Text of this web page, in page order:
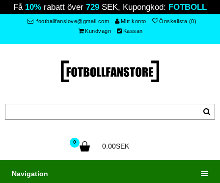
Få 10% rabatt över 729 SEK, Kupongkod: FOTBOLL
footballfanslove@gmail.com Mitt konto
Önskelista (0)
Kundvagn
Kassan
0
0.00SEK
Navigation